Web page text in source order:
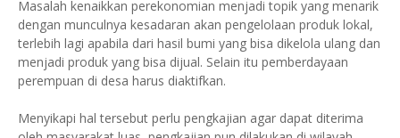
Masalah kenaikkan perekonomian menjadi topik yang menarik
dengan munculnya kesadaran akan pengelolaan produk lokal,
terlebih lagi apabila dari hasil bumi yang bisa dikelola ulang dan
menjadi produk yang bisa dijual. Selain itu pemberdayaan
perempuan di desa harus diaktifkan.
Menyikapi hal tersebut perlu pengkajian agar dapat diterima